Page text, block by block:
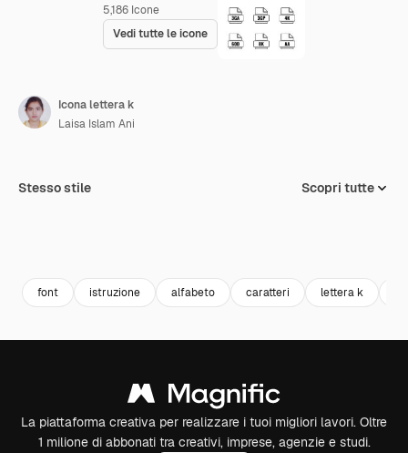
5,186 Icone
Vedi tutte le icone
Icona lettera k
Laisa Islam Ani
Stesso stile Scopri tutte
font istruzione alfabeto caratteri lettera k
La piattaforma creativa per realizzare i tuoi migliori lavori. Oltre
1 milione di abbonati tra creativi, imprese, agenzie e studi.